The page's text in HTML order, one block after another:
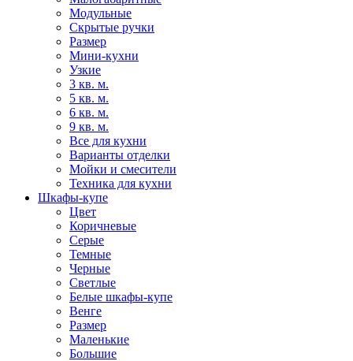
Модульные
Скрытые ручки
Размер
Мини-кухни
Узкие
3 кв. м.
5 кв. м.
6 кв. м.
9 кв. м.
Все для кухни
Варианты отделки
Мойки и смесители
Техника для кухни
Шкафы-купе
Цвет
Коричневые
Серые
Темные
Черные
Светлые
Белые шкафы-купе
Венге
Размер
Маленькие
Большие